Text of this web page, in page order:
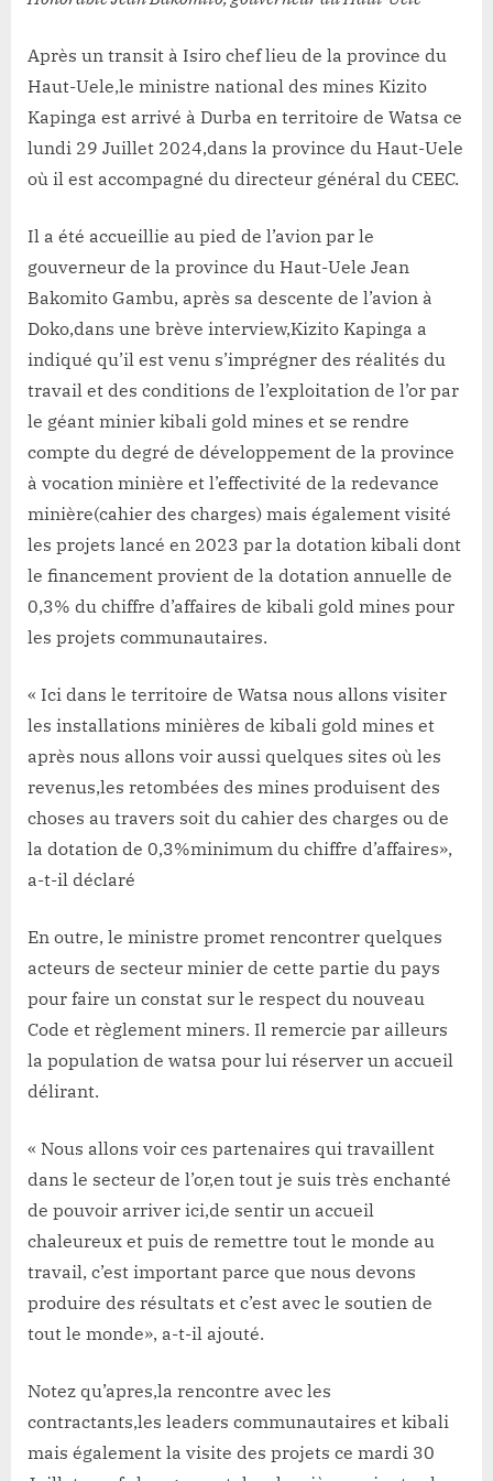
Après un transit à Isiro chef lieu de la province du
Haut-Uele,le ministre national des mines Kizito
Kapinga est arrivé à Durba en territoire de Watsa ce
lundi 29 Juillet 2024,dans la province du Haut-Uele
où il est accompagné du directeur général du CEEC.
Il a été accueillie au pied de l’avion par le
gouverneur de la province du Haut-Uele Jean
Bakomito Gambu, après sa descente de l’avion à
Doko,dans une brève interview,Kizito Kapinga a
indiqué qu’il est venu s’imprégner des réalités du
travail et des conditions de l’exploitation de l’or par
le géant minier kibali gold mines et se rendre
compte du degré de développement de la province
à vocation minière et l’effectivité de la redevance
minière(cahier des charges) mais également visité
les projets lancé en 2023 par la dotation kibali dont
le financement provient de la dotation annuelle de
0,3% du chiffre d’affaires de kibali gold mines pour
les projets communautaires.
« Ici dans le territoire de Watsa nous allons visiter
les installations minières de kibali gold mines et
après nous allons voir aussi quelques sites où les
revenus,les retombées des mines produisent des
choses au travers soit du cahier des charges ou de
la dotation de 0,3%minimum du chiffre d’affaires»,
a-t-il déclaré
En outre, le ministre promet rencontrer quelques
acteurs de secteur minier de cette partie du pays
pour faire un constat sur le respect du nouveau
Code et règlement miners. Il remercie par ailleurs
la population de watsa pour lui réserver un accueil
délirant.
« Nous allons voir ces partenaires qui travaillent
dans le secteur de l’or,en tout je suis très enchanté
de pouvoir arriver ici,de sentir un accueil
chaleureux et puis de remettre tout le monde au
travail, c’est important parce que nous devons
produire des résultats et c’est avec le soutien de
tout le monde», a-t-il ajouté.
Notez qu’apres,la rencontre avec les
contractants,les leaders communautaires et kibali
mais également la visite des projets ce mardi 30